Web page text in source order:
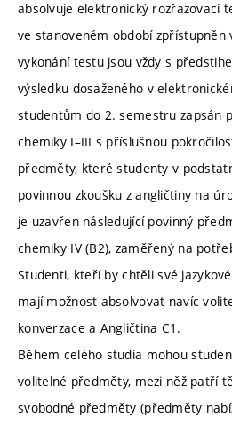
absolvuje elektronický rozřazovací
ve stanoveném období zpřístupněn
vykonání testu jsou vždy s
výsledku dosaženého v
studentům do 2. semestru zapsán
chemiky I–III s příslušnou
předměty, které studenty v
povinnou zkoušku z angličtiny na
je uzavřen následující povinný
chemiky IV (B2), zaměřený na
Studenti, kteří by chtěli své
mají možnost absolvovat navíc
konverzace a Angličtina C1.
Během celého studia mohou
volitelné předměty, mezi něž patří
svobodné předměty (předměty